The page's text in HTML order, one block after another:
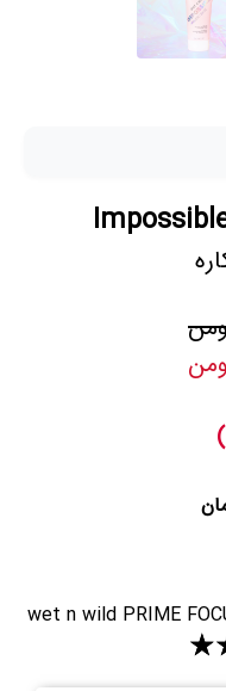
wet n wild PRIME